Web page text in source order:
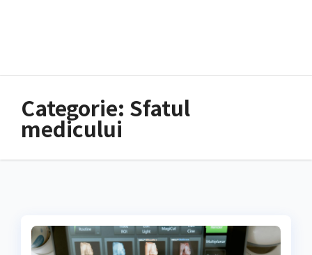
Categorie: Sfatul
medicului